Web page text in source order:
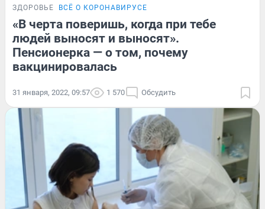
ЗДОРОВЬЕ ВСЁ О КОРОНАВИРУСЕ
«В черта поверишь, когда при тебе
людей выносят и выносят».
Пенсионерка — о том, почему
вакцинировалась
31 января, 2022, 09:57 1 570 Обсудить